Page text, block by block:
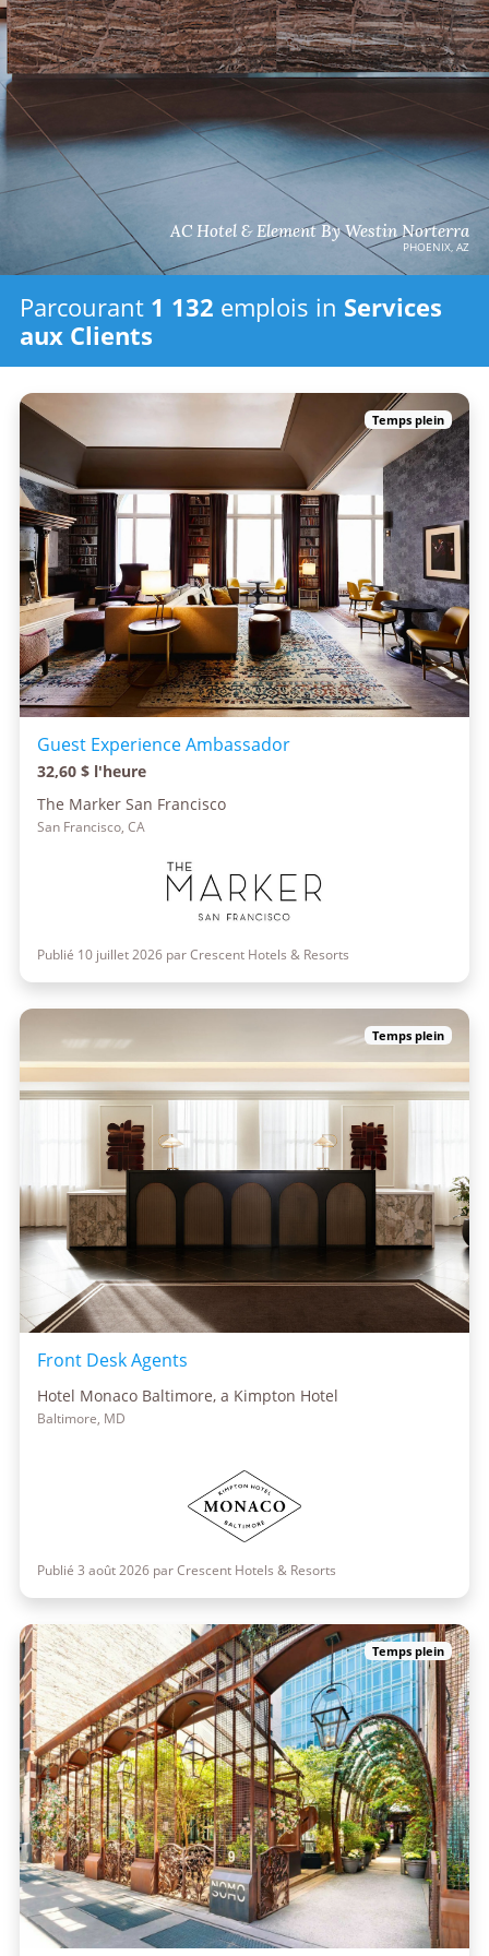
AC Hotel & Element By Westin Norterra
PHOENIX, AZ
Parcourant 1 132 emplois in Services
aux Clients
Temps plein
Guest Experience Ambassador
32,60 $ l'heure
The Marker San Francisco
San Francisco, CA
Publié 10 juillet 2026 par Crescent Hotels & Resorts
Temps plein
Front Desk Agents
Hotel Monaco Baltimore, a Kimpton Hotel
Baltimore, MD
Publié 3 août 2026 par Crescent Hotels & Resorts
Temps plein